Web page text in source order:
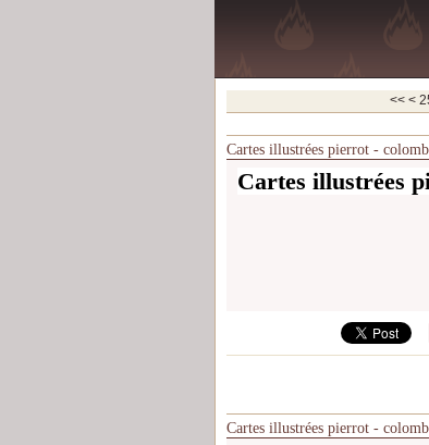
<< <
Cartes illustrées pierrot -
Cartes illustrées
Cartes illustrées pierrot -